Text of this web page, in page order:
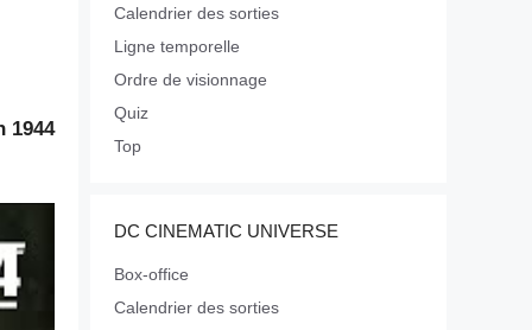
1944
Calendrier des sorties
Ligne temporelle
Ordre de visionnage
Quiz
Top
DC CINEMATIC UNIVERSE
Box-office
Calendrier des sorties